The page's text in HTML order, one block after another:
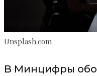
Unsplash.com
В Минцифры